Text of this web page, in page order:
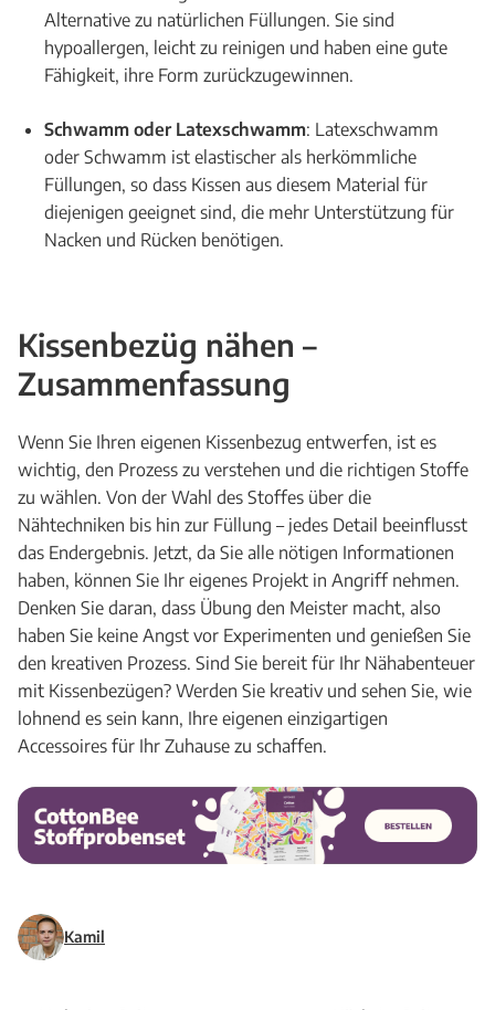
Alternative zu natürlichen Füllungen. Sie sind
hypoallergen, leicht zu reinigen und haben eine gute
Fähigkeit, ihre Form zurückzugewinnen.
Schwamm oder Latexschwamm: Latexschwamm
oder Schwamm ist elastischer als herkömmliche
Füllungen, so dass Kissen aus diesem Material für
diejenigen geeignet sind, die mehr Unterstützung für
Nacken und Rücken benötigen.
Kissenbezüg nähen –
Zusammenfassung
Wenn Sie Ihren eigenen Kissenbezug entwerfen, ist es
wichtig, den Prozess zu verstehen und die richtigen Stoffe
zu wählen. Von der Wahl des Stoffes über die
Nähtechniken bis hin zur Füllung – jedes Detail beeinflusst
das Endergebnis. Jetzt, da Sie alle nötigen Informationen
haben, können Sie Ihr eigenes Projekt in Angriff nehmen.
Denken Sie daran, dass Übung den Meister macht, also
haben Sie keine Angst vor Experimenten und genießen Sie
den kreativen Prozess. Sind Sie bereit für Ihr Nähabenteuer
mit Kissenbezügen? Werden Sie kreativ und sehen Sie, wie
lohnend es sein kann, Ihre eigenen einzigartigen
Accessoires für Ihr Zuhause zu schaffen.
Kamil